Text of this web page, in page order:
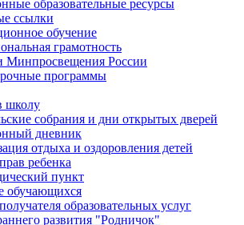
образовательные ресурсы
ссылки
обучение
грамотность
Минпросвещения России
программы
школу
собрания и дни открытых дверей
дневник
отдыха и оздоровления детей
ребенка
пункт
обучающихся
образовательных услуг
развития "Родничок"